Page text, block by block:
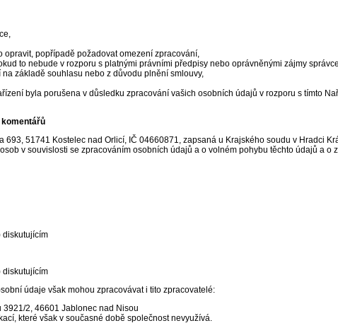
opravit, popřípadě požadovat omezení zpracování,
to nebude v rozporu s platnými právními předpisy nebo oprávněnými zájmy
základě souhlasu nebo z důvodu plnění smlouvy,
byla porušena v důsledku zpracování vašich osobních údajů v rozporu s tímto
693, 51741 Kostelec nad Orlicí, IČ 04660871, zapsaná u Krajského soudu v Hradci
v souvislosti se zpracováním osobních údajů a o volném pohybu těchto údajů a
diskutujícím
diskutujícím
údaje však mohou zpracovávat i tito zpracovatelé:
3921/2, 46601 Jablonec nad Nisou
které však v současné době společnost nevyužívá.